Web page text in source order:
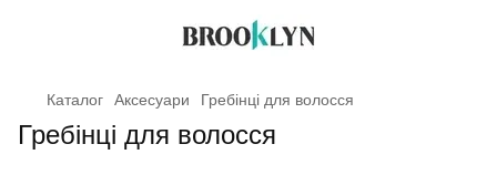
Каталог Аксесуари Гребінці для волосся
Гребінці для волосся